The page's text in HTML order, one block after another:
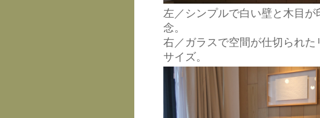
左／シンプルで白い壁と木目
念。
右／ガラスで空間が仕切られ
サイズ。